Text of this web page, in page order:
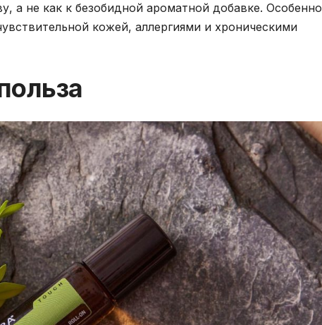
а не как к безобидной ароматной добавке. Особенно
кожей, аллергиями и хроническими